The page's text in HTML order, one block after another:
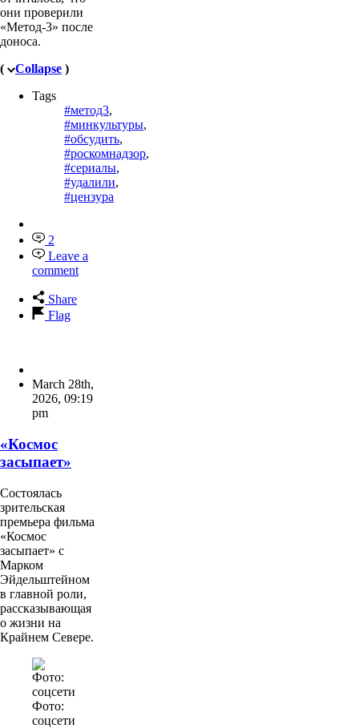
они проверили
«Метод-3» после
доноса.
(
Collapse )
Tags
#метод3,
#минкультуры,
#обсудить,
#роскомнадзор,
#сериалы,
#удалили,
#цензура
2
Leave a
comment
Share
Flag
March 28th,
2026, 09:19
pm
«Космос
засыпает»
Состоялась
зрительская
премьера фильма
«Космос
засыпает» с
Марком
Эйдельштейном
в главной роли,
рассказывающая
о жизни на
Крайнем Севере.
Фото:
соцсети